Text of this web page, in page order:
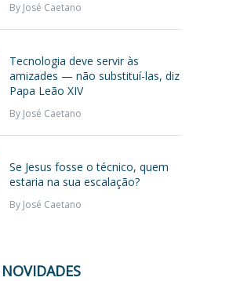
By José Caetano
Tecnologia deve servir às
amizades — não substituí-las, diz
Papa Leão XIV
By José Caetano
Se Jesus fosse o técnico, quem
estaria na sua escalação?
By José Caetano
NOVIDADES